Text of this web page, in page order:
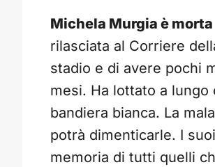
Michela Murgia è morta
rilasciata al Corriere
stadio e di avere pochi
mesi. Ha lottato a
bandiera bianca. La
potrà dimenticarle. I
memoria di tutti quelli